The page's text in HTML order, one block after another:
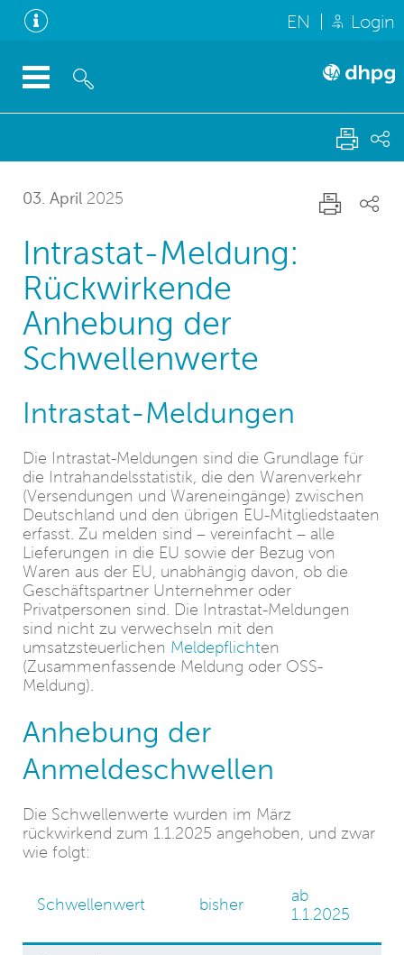
EN Login
03. April 2025
Intrastat-Meldung:
Rückwirkende
Anhebung der
Schwellenwerte
Intrastat-Meldungen
Die Intrastat-Meldungen sind die Grundlage für
die Intrahandelsstatistik, die den Warenverkehr
(Versendungen und Wareneingänge) zwischen
Deutschland und den übrigen EU-Mitgliedstaaten
erfasst. Zu melden sind – vereinfacht – alle
Lieferungen in die EU sowie der Bezug von
Waren aus der EU, unabhängig davon, ob die
Geschäftspartner Unternehmer oder
Privatpersonen sind. Die Intrastat-Meldungen
sind nicht zu verwechseln mit den
umsatzsteuerlichen Meldepflichten
(Zusammenfassende Meldung oder OSS-
Meldung).
Anhebung der
Anmeldeschwellen
Die Schwellenwerte wurden im März
rückwirkend zum 1.1.2025 angehoben, und zwar
wie folgt:
Schwellenwert bisher
ab
1.1.2025